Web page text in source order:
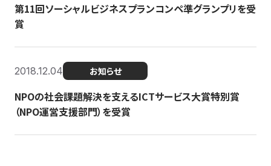
第11回ソーシャルビジネスプランコンペ準グランプリを受
賞
2018.12.04 お知らせ
NPOの社会課題解決を支えるICTサービス大賞特別賞
（NPO運営支援部門）を受賞